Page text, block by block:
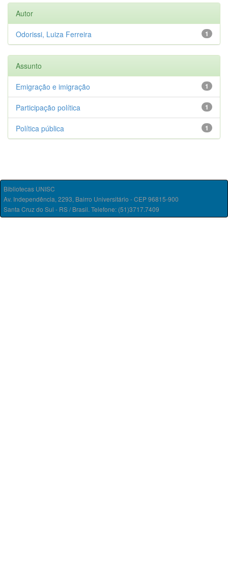
Autor
1
Odorissi, Luiza Ferreira
Assunto
1
Emigração e imigração
1
Participação política
1
Política pública
Bibliotecas UNISC
Av. Independência, 2293, Bairro Universitário - CEP 96815-900
Santa Cruz do Sul - RS / Brasil. Telefone: (51)3717.7409